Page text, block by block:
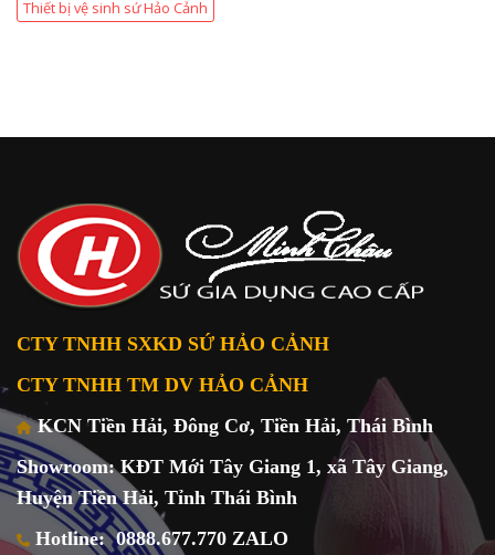
Thiết bị vệ sinh sứ Hảo Cảnh
CTY TNHH SXKD SỨ HẢO CẢNH
CTY TNHH TM DV HẢO CẢNH
KCN Tiền Hải, Đông Cơ, Tiền Hải, Thái Bình
Showroom: KĐT Mới Tây Giang 1, xã Tây Giang,
Huyện Tiền Hải, Tỉnh Thái Bình
Hotline:0888.677.770 ZALO